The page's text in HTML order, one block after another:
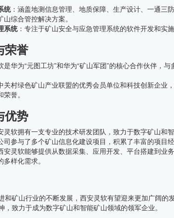
统：涵盖地测信息管理、地质保障、生产设计、一通三
综合管控解决方案。
系统：专注于矿山安全与应急管理系统的软件开发和实
荣誉
是华为“元图工坊”和华为“矿山军团”的核心合作伙伴，
关村绿色矿山产业联盟的优秀会员单位和科技创新企业
誉。
优势
灵软拥有一支专业的技术研发团队，致力于数字矿山和
司参与了多个矿山信息化建设项目，积累了丰富的项目
安灵软能够提供从数据采集、应用开发、平台搭建到业
样化需求。
和矿山行业的不断发展，西安灵软有望迎来更加广阔的
致力于成为数字矿山和智能矿山领域的领军企业。